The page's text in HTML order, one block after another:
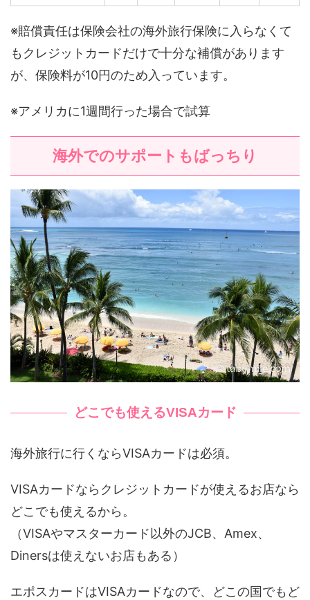
※賠償責任は保険会社の海外旅行保険に入らなくて
もクレジットカードだけで十分な補償があります
が、保険料が10円のため入っています。
※アメリカに1週間行った場合で試算
海外でのサポートもばっちり
どこでも使えるVISAカード
海外旅行に行くならVISAカードは必須。
VISAカードならクレジットカードが使えるお店なら
どこでも使えるから。
（VISAやマスターカード以外のJCB、Amex、
Dinersは使えないお店もある）
エポスカードはVISAカードなので、どこの国でもど